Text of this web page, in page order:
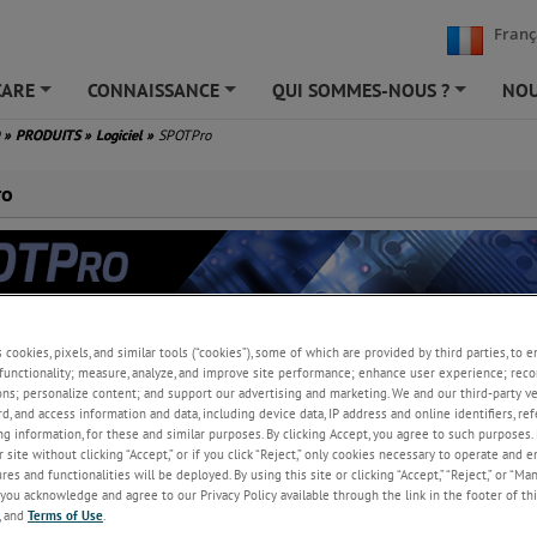
CONNAISSANCE QUI SOMMES-NOUS ?
» PRODUITS» Logiciel » SPOTPro
progiciel pour PC basé sur Windows, fournit un seul point de contrôle
et afficher les données pour
cookies, pixels, and similar tools (“cookies”), some of which are provided by third parties, to
measure, analyze, and improve site performance; enhance user experience;
personalize content; and support our advertising and marketing. We and our third-party
and access information and data, including device data, IP address and online identifiers,
information, for these and similar purposes. By clicking Accept, you agree to such
without clicking “Accept,” or if you click “Reject,” only cookies necessary to operate and
and functionalities will be deployed. By using this site or clicking “Accept,” “Reject,” or
you acknowledge and agree to our Privacy Policy available through the link in the footer of
, and Terms of Use